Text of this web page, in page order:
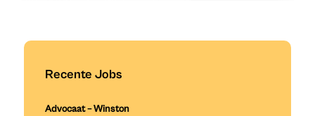
Recente Jobs
Advocaat – Winston